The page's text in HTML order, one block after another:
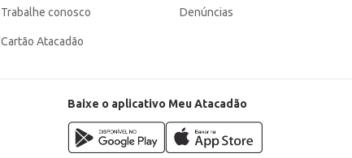
Trabalhe conosco
Cartão Atacadão
Denúncias
Baixe o aplicativo Meu Atacadão